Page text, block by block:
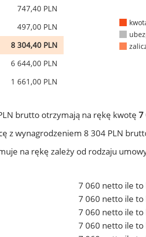
747,40 PLN
497,00 PLN
8 304,40 PLN
6 644,00 PLN
1 661,00 PLN
brutto otrzymają na rękę kwotę 7
z wynagrodzeniem 8 304 PLN
na rękę zależy od rodzaju
7 060 netto ile
7 060 netto ile to
7 060 netto ile
7 060 netto ile